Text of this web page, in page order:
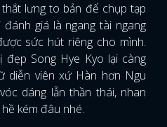
lưng to bản để chụp tạp
giá là ngang tài ngang
sức hút riêng cho mình.
đẹp Song Hye Kyo lại càng
diễn viên xứ Hàn hơn Ngu
dáng lẫn thần thái, nhan
kém đâu nhé.